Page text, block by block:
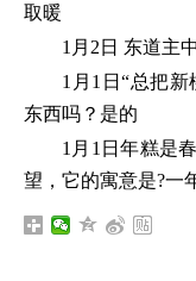
取暖
1月2日 东道主
1月1日“总把新
东西吗？是的
1月1日年糕是
望，它的寓意是?一